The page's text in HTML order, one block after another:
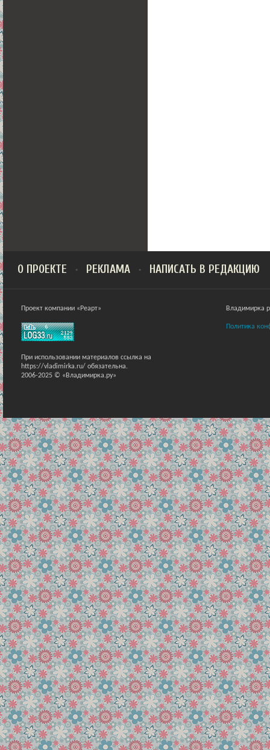
О ПРОЕКТЕ РЕКЛАМА НАПИСАТЬ В РЕДАКЦИЮ
Проект компании «Реарт»
При использовании материалов ссылка на
https://vladimirka.ru/ обязательна.
2006-2025 © «Владимирка.ру»
Владимирка
Политика